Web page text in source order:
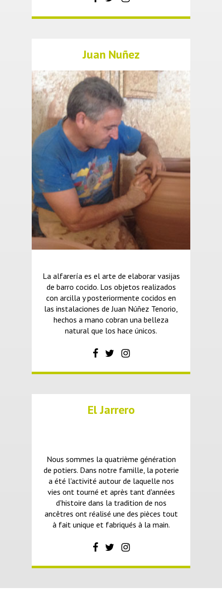
Juan Nuñez
La alfarería es el arte de elaborar vasijas
de barro cocido. Los objetos realizados
con arcilla y posteriormente cocidos en
las instalaciones de Juan Núñez Tenorio,
hechos a mano cobran una belleza
natural que los hace únicos.
El Jarrero
Nous sommes la quatrième génération
de potiers. Dans notre famille, la poterie
a été l'activité autour de laquelle nos
vies ont tourné et après tant d'années
d'histoire dans la tradition de nos
ancêtres ont réalisé une des pièces tout
à fait unique et fabriqués à la main.